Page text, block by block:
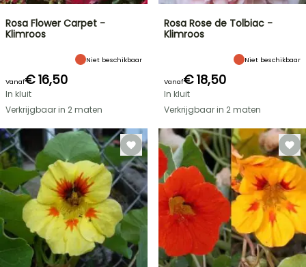
Rosa Flower Carpet -
Klimroos
Niet beschikbaar
Vanaf€ 16,50
In kluit
Verkrijgbaar in 2 maten
Rosa Rose de Tolbiac -
Klimroos
Niet beschikbaar
Vanaf€ 18,50
In kluit
Verkrijgbaar in 2 maten